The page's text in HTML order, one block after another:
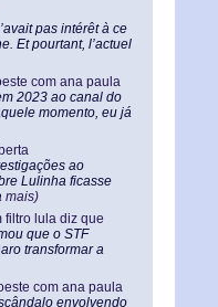
pas intérêt à ce
Et pourtant, l’actuel
com ana paula
2023 ao canal do
momento, eu já
ao
Lulinha ficasse
mais)
filtro lula diz que
que o STF
transformar a
com ana paula
envolvendo